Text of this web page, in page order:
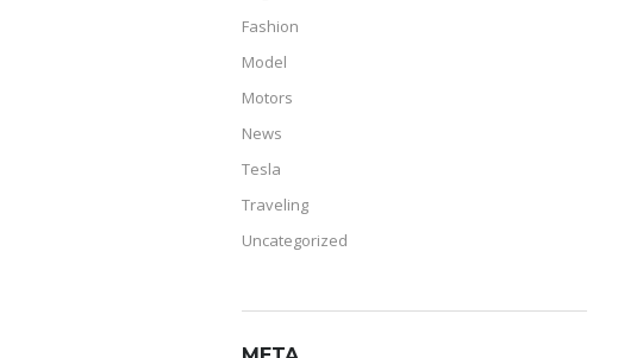
Fashion
Model
Motors
News
Tesla
Traveling
Uncategorized